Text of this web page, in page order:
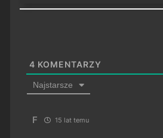
4 KOMENTARZY
Najstarsze
F 15 lat temu